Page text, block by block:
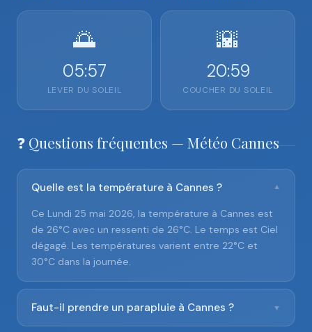
🌅
05:57
LEVER DU SOLEIL
🌇
20:59
COUCHER DU SOLEIL
❓ Questions fréquentes — Météo Cannes
Quelle est la température à Cannes ? ▼
Ce Lundi 25 mai 2026, la température à Cannes est
de 26°C avec un ressenti de 26°C. Le temps est Ciel
dégagé. Les températures varient entre 22°C et
30°C dans la journée.
Faut-il prendre un parapluie à Cannes ? ▼